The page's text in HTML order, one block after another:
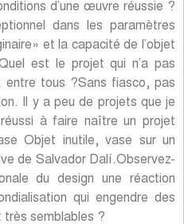
d’une œuvre réussie ?
dans les paramètres
et la capacité de l’objet
est le projet qui n’a pas
tous ?Sans fiasco, pas
Il y a peu de projets que je
à faire naître un projet
Objet inutile, vase sur un
de Salvador Dalí.Observez-
du design une réaction
qui engendre des
très semblables ?